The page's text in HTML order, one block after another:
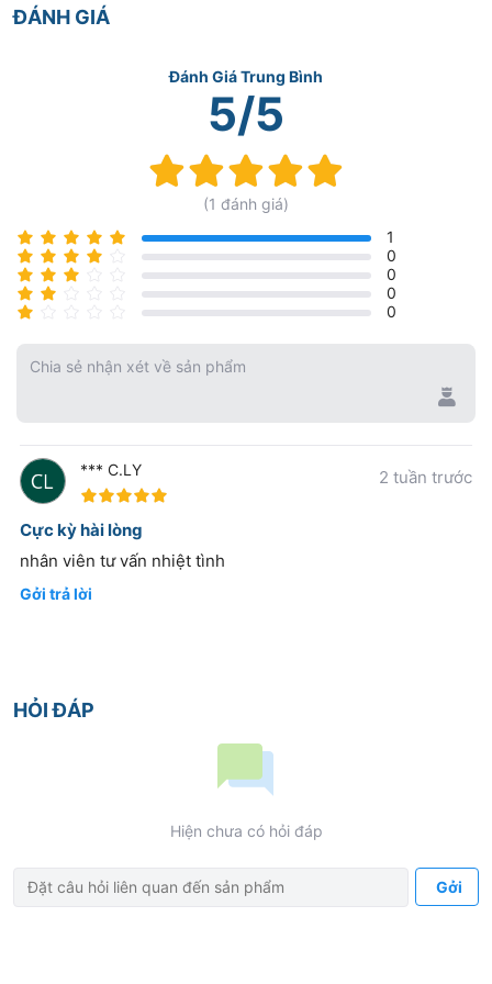
ĐÁNH GIÁ
Đánh Giá Trung Bình
5/5
(1 đánh giá)
1
0
0
0
0
Chia sẻ nhận xét về sản phẩm
*** C.LY
2 tuần trước
Cực kỳ hài lòng
nhân viên tư vấn nhiệt tình
Gởi trả lời
HỎI ĐÁP
Hiện chưa có hỏi đáp
Gởi